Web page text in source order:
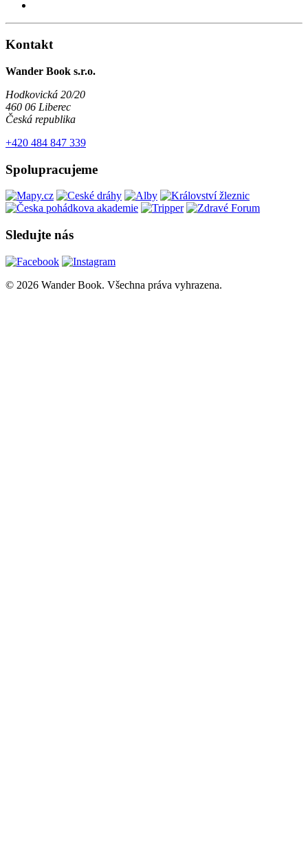
Kontakt
Wander Book s.r.o.
Hodkovická 20/20
460 06 Liberec
Česká republika
+420 484 847 339
Spolupracujeme
Sledujte nás
© 2026 Wander Book. Všechna práva vyhrazena.